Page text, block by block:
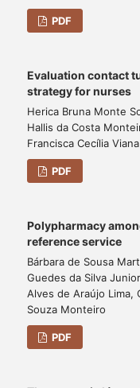
PDF
Evaluation contact
strategy for nurses
Herica Bruna Monte
Hallis da Costa
Francisca Cecília
PDF
Polypharmacy
reference service
Bárbara de Sousa
Guedes da Silva
Alves de Araújo Lima,
Souza Monteiro
PDF